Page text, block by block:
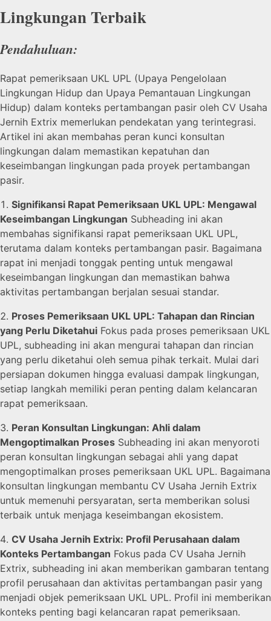
Lingkungan Terbaik
Pendahuluan:
Rapat pemeriksaan UKL UPL (Upaya Pengelolaan
Lingkungan Hidup dan Upaya Pemantauan Lingkungan
Hidup) dalam konteks pertambangan pasir oleh CV Usaha
Jernih Extrix memerlukan pendekatan yang terintegrasi.
Artikel ini akan membahas peran kunci konsultan
lingkungan dalam memastikan kepatuhan dan
keseimbangan lingkungan pada proyek pertambangan
pasir.
Signifikansi Rapat Pemeriksaan UKL UPL: Mengawal
Keseimbangan Lingkungan Subheading ini akan
membahas signifikansi rapat pemeriksaan UKL UPL,
terutama dalam konteks pertambangan pasir. Bagaimana
rapat ini menjadi tonggak penting untuk mengawal
keseimbangan lingkungan dan memastikan bahwa
aktivitas pertambangan berjalan sesuai standar.
Proses Pemeriksaan UKL UPL: Tahapan dan Rincian
yang Perlu Diketahui Fokus pada proses pemeriksaan UKL
UPL, subheading ini akan mengurai tahapan dan rincian
yang perlu diketahui oleh semua pihak terkait. Mulai dari
persiapan dokumen hingga evaluasi dampak lingkungan,
setiap langkah memiliki peran penting dalam kelancaran
rapat pemeriksaan.
Peran Konsultan Lingkungan: Ahli dalam
Mengoptimalkan Proses Subheading ini akan menyoroti
peran konsultan lingkungan sebagai ahli yang dapat
mengoptimalkan proses pemeriksaan UKL UPL. Bagaimana
konsultan lingkungan membantu CV Usaha Jernih Extrix
untuk memenuhi persyaratan, serta memberikan solusi
terbaik untuk menjaga keseimbangan ekosistem.
CV Usaha Jernih Extrix: Profil Perusahaan dalam
Konteks Pertambangan Fokus pada CV Usaha Jernih
Extrix, subheading ini akan memberikan gambaran tentang
profil perusahaan dan aktivitas pertambangan pasir yang
menjadi objek pemeriksaan UKL UPL. Profil ini memberikan
konteks penting bagi kelancaran rapat pemeriksaan.